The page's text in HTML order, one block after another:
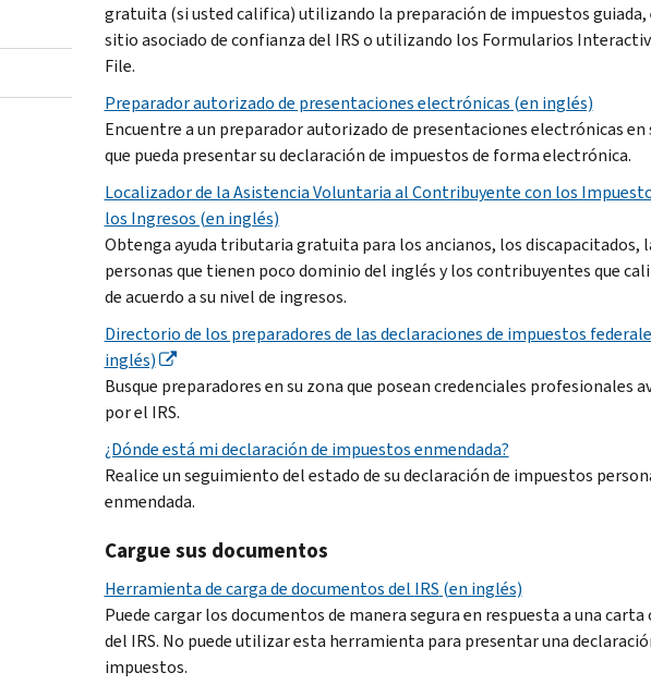
gratuita (si usted califica) utilizando la preparación de impuestos guiada,
sitio asociado de confianza del IRS o utilizando los Formularios
File.
Preparador autorizado de presentaciones electrónicas (en inglés)
Encuentre a un preparador autorizado de presentaciones electrónicas en
que pueda presentar su declaración de impuestos de forma electrónica.
Localizador de la Asistencia Voluntaria al Contribuyente con los
los Ingresos (en inglés)
Obtenga ayuda tributaria gratuita para los ancianos, los discapacitados,
personas que tienen poco dominio del inglés y los contribuyentes que
de acuerdo a su nivel de ingresos.
Directorio de los preparadores de las declaraciones de impuestos
inglés)
Busque preparadores en su zona que posean credenciales profesionales
por el IRS.
¿Dónde está mi declaración de impuestos enmendada?
Realice un seguimiento del estado de su declaración de impuestos
enmendada.
Cargue sus documentos
Herramienta de carga de documentos del IRS (en inglés)
Puede cargar los documentos de manera segura en respuesta a una carta
del IRS. No puede utilizar esta herramienta para presentar una
impuestos.